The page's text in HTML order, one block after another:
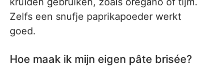
Zelfs een snufje paprikapoeder werkt
goed.
Hoe maak ik mijn eigen pâte brisée?